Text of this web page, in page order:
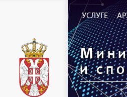
УСЛУГЕ
М
И